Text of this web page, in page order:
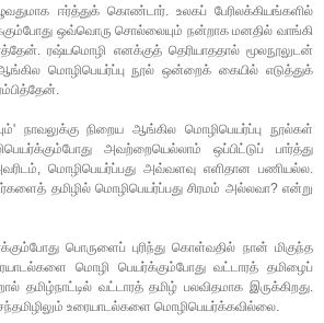
ஈர்த்துக் கொண்டார். உலகப் பேரிலக்கியங்களில்
ஒவ்வொரு சொல்லையும் நன்றாக மனதில் வாங்கி
ரஷ்யமொழி எனக்குத் தெரியாததால் மூலநூலுடன்
ஆங்கில மொழிபெயர்ப்பு நூல் ஒன்றைக் கையில் எடுத்துக்
நாவலுக்கு நிறைய ஆங்கில மொழிபெயர்ப்பு நூல்கள்
அவற்றையெல்லாம் ஒப்பிட்டுப் பார்த்து
மொழிபெயர்ப்பது அவ்வளவு எளிதான பணியல்ல.
தமிழில் மொழிபெயர்ப்பது சிரமம் அல்லவா? என்று
பொருளைப் புரிந்து கொள்வதில் நான் மிகுந்த
மொழி பெயர்க்கும்போது வட்டாரத் தமிழைப்
தமிழ்நாட்டில் வட்டாரத் தமிழ் பலவிதமாக இருக்கிறது.
உரையாடல்களை மொழிபெயர்க்கவில்லை.